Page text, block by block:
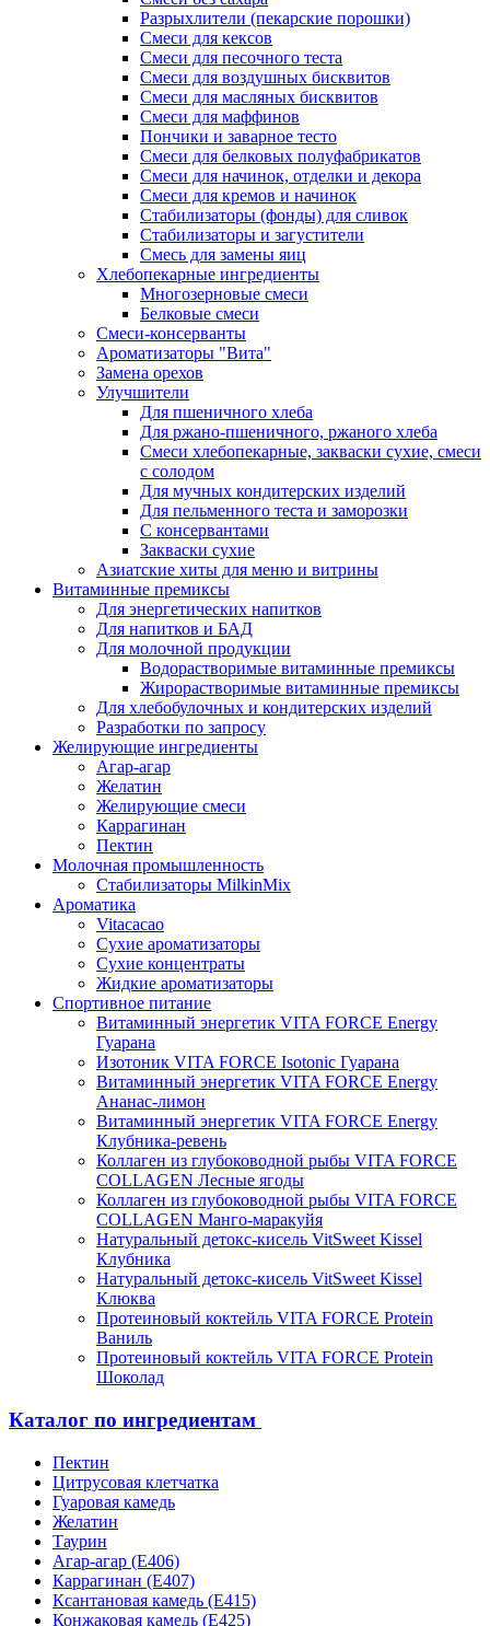
Разрыхлители (пекарские порошки)
Смеси для кексов
Смеси для песочного теста
Смеси для воздушных бисквитов
Смеси для масляных бисквитов
Смеси для маффинов
Пончики и заварное тесто
Cмеси для белковых полуфабрикатов
Смеси для начинок, отделки и декора
Смеси для кремов и начинок
Стабилизаторы (фонды) для сливок
Стабилизаторы и загустители
Смесь для замены яиц
Хлебопекарные ингредиенты
Многозерновые смеси
Белковые смеси
Смеси-консерванты
Ароматизаторы "Вита"
Замена орехов
Улучшители
Для пшеничного хлеба
Для ржано-пшеничного, ржаного хлеба
Смеси хлебопекарные, закваски сухие, смеси
с солодом
Для мучных кондитерских изделий
Для пельменного теста и заморозки
С консервантами
Закваски сухие
Азиатские хиты для меню и витрины
Витаминные премиксы
Для энергетических напитков
Для напитков и БАД
Для молочной продукции
Водорастворимые витаминные премиксы
Жирорастворимые витаминные премиксы
Для хлебобулочных и кондитерских изделий
Разработки по запросу
Желирующие ингредиенты
Агар-агар
Желатин
Желирующие смеси
Каррагинан
Пектин
Молочная промышленность
Стабилизаторы MilkinMix
Ароматика
Vitacacao
Сухие ароматизаторы
Сухие концентраты
Жидкие ароматизаторы
Спортивное питание
Витаминный энергетик VITA FORCE Energy
Гуарана
Изотоник VITA FORCE Isotonic Гуарана
Витаминный энергетик VITA FORCE Energy
Ананас-лимон
Витаминный энергетик VITA FORCE Energy
Клубника-ревень
Коллаген из глубоководной рыбы VITA FORCE
COLLAGEN Лесные ягоды
Коллаген из глубоководной рыбы VITA FORCE
COLLAGEN Манго-маракуйя
Натуральный детокс-кисель VitSweet Kissel
Клубника
Натуральный детокс-кисель VitSweet Kissel
Клюква
Протеиновый коктейль VITA FORCE Protein
Ваниль
Протеиновый коктейль VITA FORCE Protein
Шоколад
Каталог по ингредиентам
Пектин
Цитрусовая клетчатка
Гуаровая камедь
Желатин
Таурин
Агар-агар (Е406)
Каррагинан (Е407)
Ксантановая камедь (Е415)
Конжаковая камедь (Е425)